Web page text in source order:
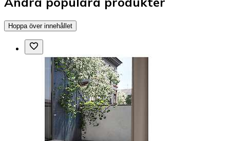
Hoppa över innehållet